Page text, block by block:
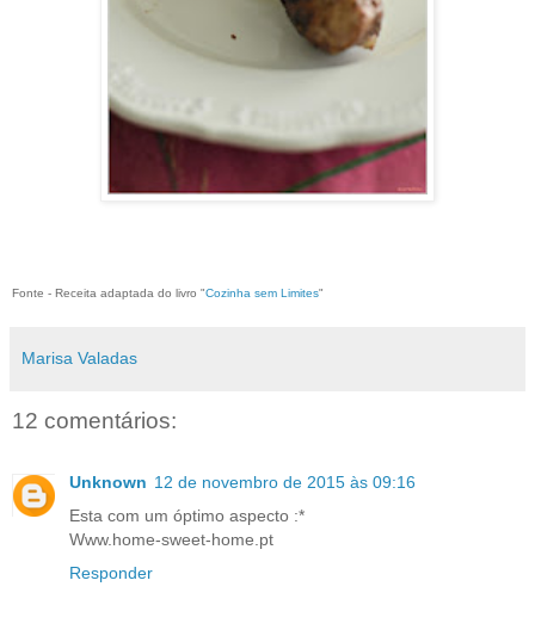
Fonte - Receita adaptada do livro "Cozinha sem Limites"
Marisa Valadas
12 comentários:
Unknown 12 de novembro de 2015 às 09:16
Esta com um óptimo aspecto :*
Www.home-sweet-home.pt
Responder